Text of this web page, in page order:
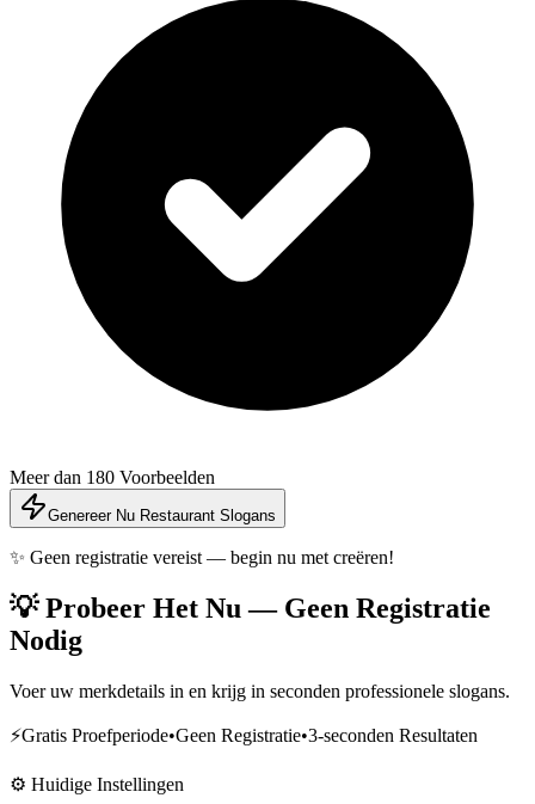
Meer dan 180 Voorbeelden
Genereer Nu Restaurant Slogans
✨ Geen registratie vereist — begin nu met creëren!
💡 Probeer Het Nu — Geen Registratie
Nodig
Voer uw merkdetails in en krijg in seconden professionele slogans.
⚡Gratis Proefperiode•Geen Registratie•3-seconden Resultaten
⚙️ Huidige Instellingen